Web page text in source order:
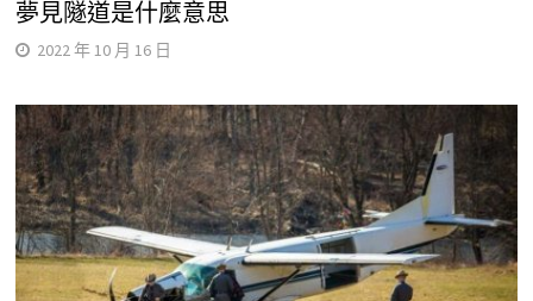
夢見隧道是什麼意思
2022 年 10 月 16 日